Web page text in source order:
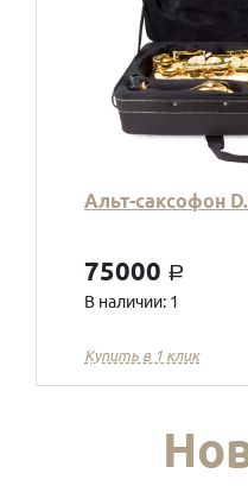
Альт-саксофон
75000 a
В наличии: 1
Купить в 1 клик